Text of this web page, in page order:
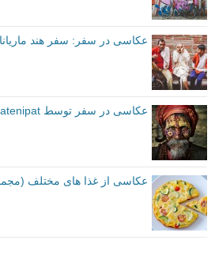
عکاسی در سفر: سفر هند
عکاسی در سفر توسط JKboy Jatenipat
عکاسی از غذا های مختلف